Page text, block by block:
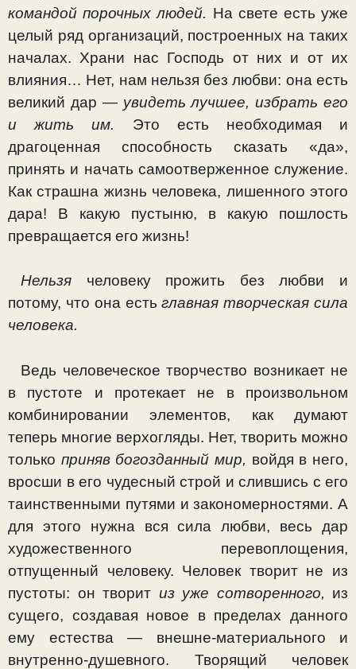
командой порочных людей. На свете есть уже
целый ряд организа­ций, построенных на таких
началах. Храни нас Господь от них и от их
влияния… Нет, нам нельзя без любви: она есть
великий дар — увидеть лучшее, избрать его
и жить им. Это есть необходимая и
драгоценная способность сказать «да»,
принять и начать самоотверженное служение.
Как страшна жизнь человека, лишенного этого
дара! В какую пустыню, в какую пошлость
превращается его жизнь!
Нельзя человеку прожить без любви и
потому, что она естьглавная творческая сила
человека.
Ведь человеческое творчество возникает не
в пустоте и протекает не в произвольном
комбинировании элементов, как думают
теперь многие верхогляды. Нет, творить можно
только приняв богозданный мир, войдя в него,
вросши в его чудесный строй и слившись с его
таинственными путями и закономерностями. А
для этого нужна вся сила любви, весь дар
художественного перевоплощения,
отпущенный чело­веку. Человек творит не из
пустоты: он творит из уже сотво­ренного, из
сущего, создавая новое в пределах данного
ему естества — внешне-материального и
внутренно-душевного. Творящий человек